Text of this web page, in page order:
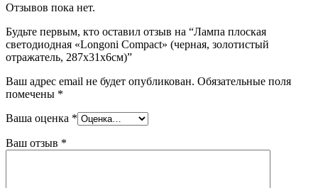
Отзывов пока нет.
Будьте первым, кто оставил отзыв на “Лампа плоская
светодиодная «Longoni Compact» (черная, золотистый
отражатель, 287х31х6см)”
Ваш адрес email не будет опубликован. Обязательные поля
помечены *
Ваша оценка *
Ваш отзыв *